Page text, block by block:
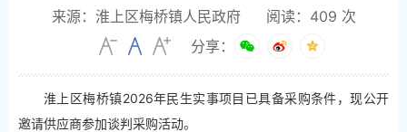
来源：淮上区梅桥镇人民政府
阅读： 409 次
分享：
淮上区梅桥镇2026年民生实事项目已具备采购条件，现公开
邀请供应商参加谈判采购活动。